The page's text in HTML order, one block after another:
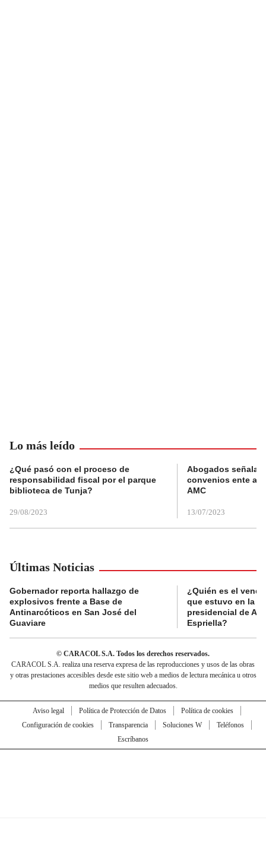
Lo más leído
¿Qué pasó con el proceso de
responsabilidad fiscal por el parque
biblioteca de Tunja?
29/08/2023
Abogados
convenios ente
AMC
13/07/2023
Últimas Noticias
Gobernador reporta hallazgo de
explosivos frente a Base de
Antinarcóticos en San José del
Guaviare
¿Quién es el
que estuvo en la
presidencial de
Espriella?
© CARACOL S.A. Todos los derechos reservados.
CARACOL S.A. realiza una reserva expresa de las reproducciones y usos de las obras
y otras prestaciones accesibles desde este sitio web a medios de lectura mecánica u otros
medios que resulten adecuados.
Aviso legal Política de Protección de Datos
Política de cookies
Configuración de cookies
Transparencia Soluciones W
Teléfonos
Escríbanos